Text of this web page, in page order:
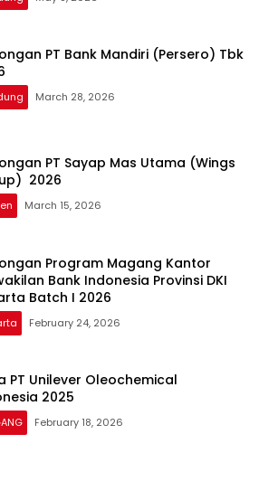
PT Bank Mandiri (Persero) Tbk
March 28, 2026
PT Sayap Mas Utama (Wings
2026
March 15, 2026
Program Magang Kantor
Bank Indonesia Provinsi DKI
Batch I 2026
February 24, 2026
PT Unilever Oleochemical
2025
February 18, 2026